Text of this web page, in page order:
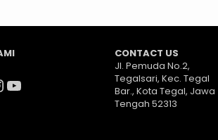
YouTube
CONTACT US
Jl. Pemuda No.2,
Tegalsari, Kec. Tegal
Bar., Kota Tegal, Jawa
Tengah 52313